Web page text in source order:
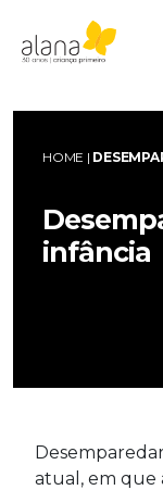
HOME |
infância
atual, em que